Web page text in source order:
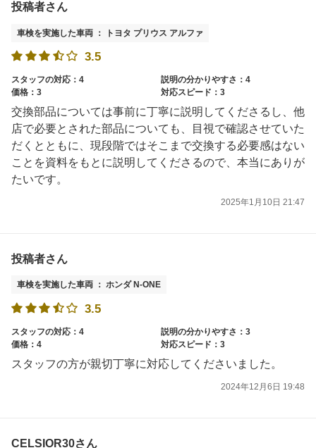
投稿者さん
車検を実施した車両 ： トヨタ プリウス アルファ
3.5
スタッフの対応：4
説明の分かりやすさ：4
価格：3
対応スピード：3
交換部品については事前に丁寧に説明してくださるし、他
店で必要とされた部品についても、目視で確認させていた
だくとともに、現段階ではそこまで交換する必要感はない
ことを資料をもとに説明してくださるので、本当にありが
たいです。
2025年1月10日 21:47
投稿者さん
車検を実施した車両 ： ホンダ N-ONE
3.5
スタッフの対応：4
説明の分かりやすさ：3
価格：4
対応スピード：3
スタッフの方が親切丁寧に対応してくださいました。
2024年12月6日 19:48
CELSIOR30さん